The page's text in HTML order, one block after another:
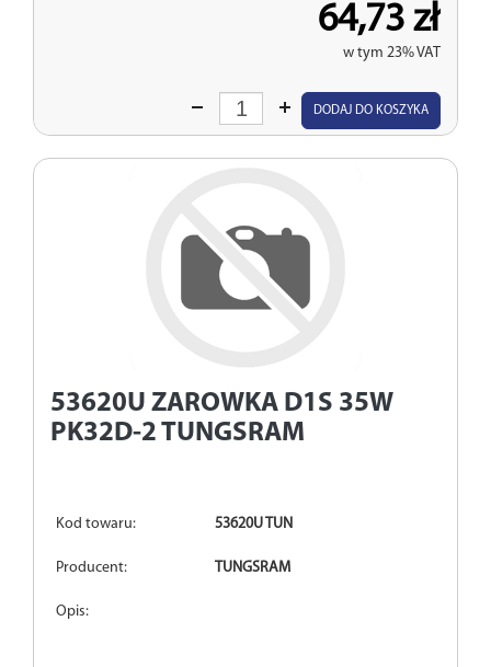
64,73 zł
w tym 23% VAT
Wprowadź
DODAJ DO KOSZYKA
53620U ZAROWKA D1S 35W
PK32D-2 TUNGSRAM
Kod towaru: 53620U TUN
Producent: TUNGSRAM
Opis: